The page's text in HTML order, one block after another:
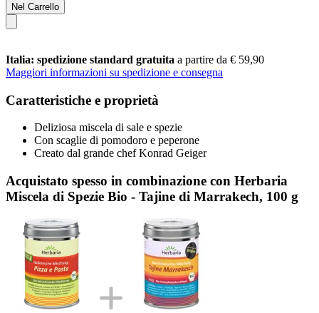
Nel Carrello
Italia: spedizione standard gratuita a partire da € 59,90
Maggiori informazioni su spedizione e consegna
Caratteristiche e proprietà
Deliziosa miscela di sale e spezie
Con scaglie di pomodoro e peperone
Creato dal grande chef Konrad Geiger
Acquistato spesso in combinazione con Herbaria
Miscela di Spezie Bio - Tajine di Marrakech, 100 g